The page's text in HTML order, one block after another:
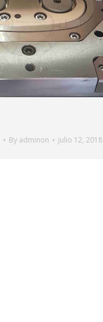
By adminon julio 12, 2018